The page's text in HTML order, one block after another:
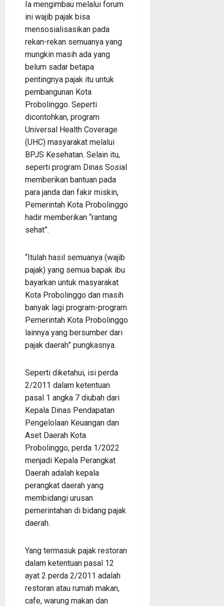
Ia mengimbau melalui forum
ini wajib pajak bisa
mensosialisasikan pada
rekan-rekan semuanya yang
mungkin masih ada yang
belum sadar betapa
pentingnya pajak itu untuk
pembangunan Kota
Probolinggo. Seperti
dicontohkan, program
Universal Health Coverage
(UHC) masyarakat melalui
BPJS Kesehatan. Selain itu,
seperti program Dinas Sosial
memberikan bantuan pada
para janda dan fakir miskin,
Pemerintah Kota Probolinggo
hadir memberikan “rantang
sehat”.
“Itulah hasil semuanya (wajib
pajak) yang semua bapak ibu
bayarkan untuk masyarakat
Kota Probolinggo dan masih
banyak lagi program-program
Pemerintah Kota Probolinggo
lainnya yang bersumber dari
pajak daerah” pungkasnya.
Seperti diketahui, isi perda
2/2011 dalam ketentuan
pasal 1 angka 7 diubah dari
Kepala Dinas Pendapatan
Pengelolaan Keuangan dan
Aset Daerah Kota
Probolinggo, perda 1/2022
menjadi Kepala Perangkat
Daerah adalah kepala
perangkat daerah yang
membidangi urusan
pemerintahan di bidang pajak
daerah.
Yang termasuk pajak restoran
dalam ketentuan pasal 12
ayat 2 perda 2/2011 adalah
restoran atau rumah makan,
cafe, warung makan dan